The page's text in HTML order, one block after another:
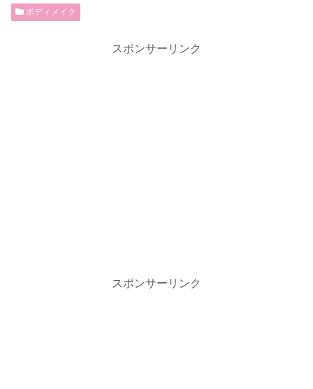
ボディメイク
スポンサーリンク
スポンサーリンク